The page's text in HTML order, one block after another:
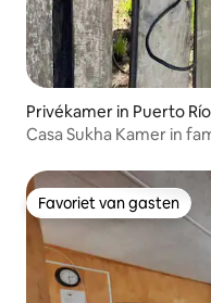
Privékamer in Puerto
Casa Sukha Kamer in
Favoriet van gasten
Favoriet van gasten